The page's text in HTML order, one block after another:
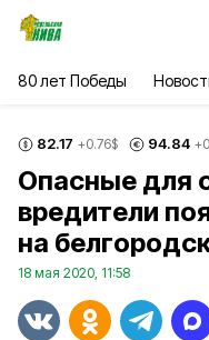
80 лет Победы
82.17 +0.76$ 94.84
Опасные для
вредители
на
18 мая 2020, 11:58